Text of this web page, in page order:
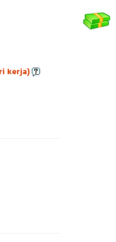
kerja)